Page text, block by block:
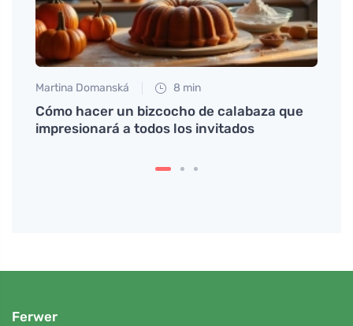
Martina Domanská 8 min
Cómo hacer un bizcocho de calabaza que
impresionará a todos los invitados
Ferwer